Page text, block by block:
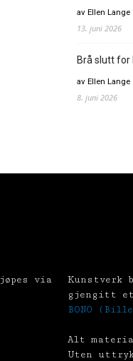
av Ellen Lange
13. juni 2026
Brå slutt for
av Ellen Lange
8. juni 2026
via
Kunstverk
gjengitt
BONO
Alt
Uten